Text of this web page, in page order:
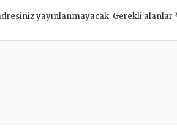
yayınlanmayacak. Gerekli alanlar